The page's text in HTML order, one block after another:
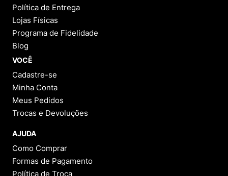
Política de Entrega
Lojas Físicas
Programa de Fidelidade
Blog
VOCÊ
Cadastre-se
Minha Conta
Meus Pedidos
Trocas e Devoluções
AJUDA
Como Comprar
Formas de Pagamento
Política de Troca